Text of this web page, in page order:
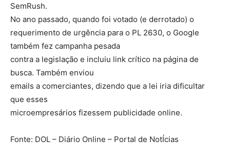
SemRush.
No ano passado, quando foi votado (e derrotado) o
requerimento de urgência para o PL 2630, o Google
também fez campanha pesada
contra a legislação e incluiu link crítico na página de
busca. Também enviou
emails a comerciantes, dizendo que a lei iria dificultar
que esses
microempresários fizessem publicidade online.
Fonte: DOL – Diário Online – Portal de NotÍcias